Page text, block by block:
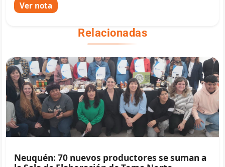
Ver nota
Relacionadas
Neuquén: 70 nuevos productores se suman a